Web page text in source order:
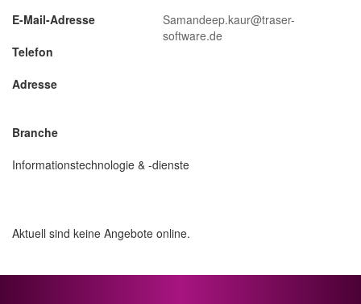
E-Mail-Adresse
Telefon
Adresse
Samandeep.kaur@traser-
software.de
Branche
Informationstechnologie & -dienste
Aktuell sind keine Angebote online.